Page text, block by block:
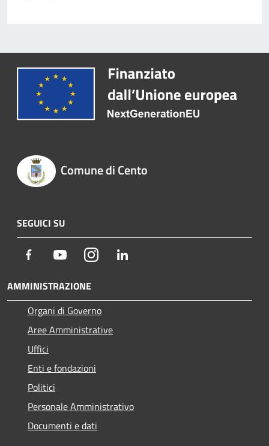
Comune di Cento
SEGUICI SU
Facebook YoutubeInstagram
AMMINISTRAZIONE
Organi di Governo
Aree Amministrative
Uffici
Enti e fondazioni
Politici
Personale Amministrativo
Documenti e dati